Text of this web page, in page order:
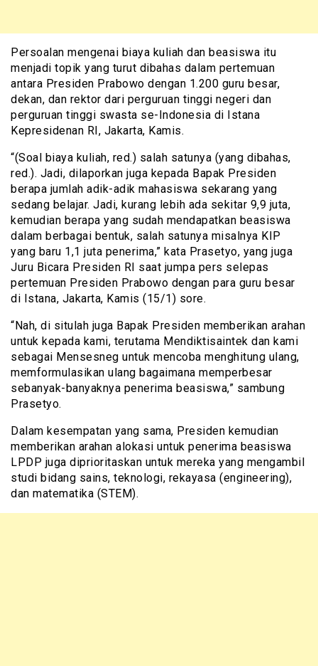
Persoalan mengenai biaya kuliah dan beasiswa itu
menjadi topik yang turut dibahas dalam pertemuan
antara Presiden Prabowo dengan 1.200 guru besar,
dekan, dan rektor dari perguruan tinggi negeri dan
perguruan tinggi swasta se-Indonesia di Istana
Kepresidenan RI, Jakarta, Kamis.
“(Soal biaya kuliah, red.) salah satunya (yang dibahas,
red.). Jadi, dilaporkan juga kepada Bapak Presiden
berapa jumlah adik-adik mahasiswa sekarang yang
sedang belajar. Jadi, kurang lebih ada sekitar 9,9 juta,
kemudian berapa yang sudah mendapatkan beasiswa
dalam berbagai bentuk, salah satunya misalnya KIP
yang baru 1,1 juta penerima,” kata Prasetyo, yang juga
Juru Bicara Presiden RI saat jumpa pers selepas
pertemuan Presiden Prabowo dengan para guru besar
di Istana, Jakarta, Kamis (15/1) sore.
“Nah, di situlah juga Bapak Presiden memberikan arahan
untuk kepada kami, terutama Mendiktisaintek dan kami
sebagai Mensesneg untuk mencoba menghitung ulang,
memformulasikan ulang bagaimana memperbesar
sebanyak-banyaknya penerima beasiswa,” sambung
Prasetyo.
Dalam kesempatan yang sama, Presiden kemudian
memberikan arahan alokasi untuk penerima beasiswa
LPDP juga diprioritaskan untuk mereka yang mengambil
studi bidang sains, teknologi, rekayasa (engineering),
dan matematika (STEM).